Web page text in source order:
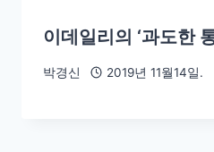
이데일리의 ‘과도한
박경신 2019년 11월14일.